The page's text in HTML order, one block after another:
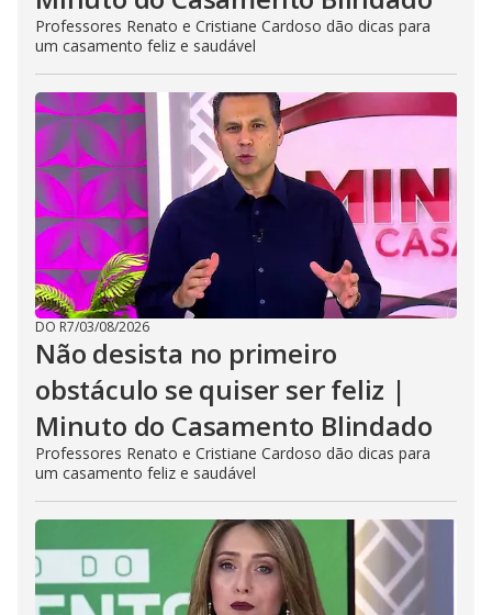
Professores Renato e Cristiane Cardoso dão dicas para
um casamento feliz e saudável
DO R7/03/08/2026
Não desista no primeiro
obstáculo se quiser ser feliz |
Minuto do Casamento Blindado
Professores Renato e Cristiane Cardoso dão dicas para
um casamento feliz e saudável